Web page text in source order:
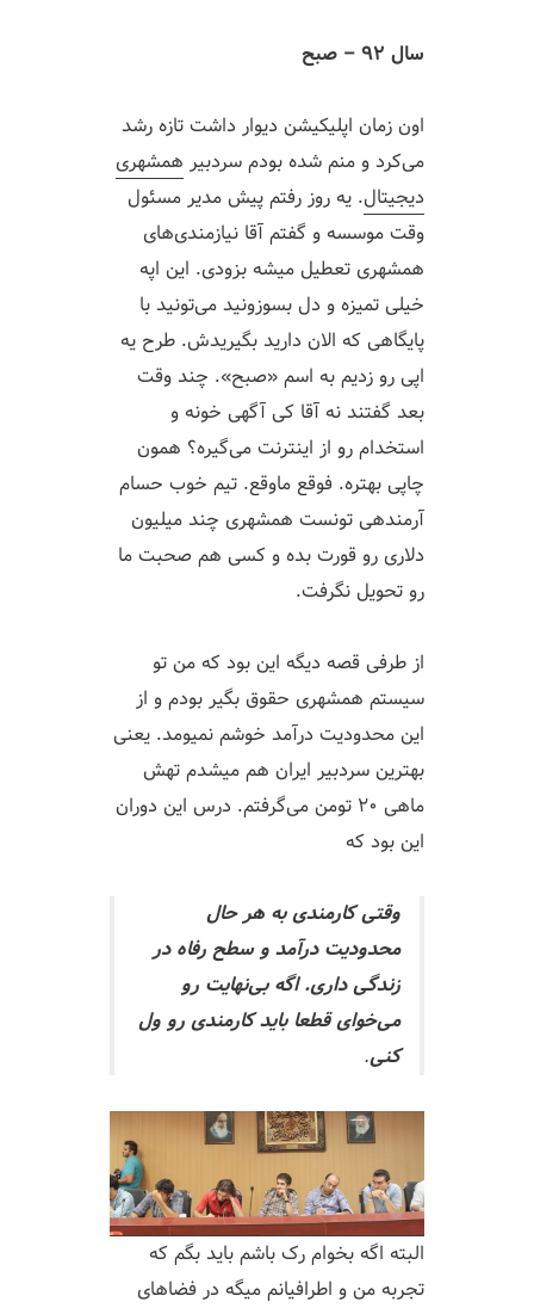
سال ۹۲ – صبح
اون زمان اپلیکیشن دیوار داشت تازه رشد
می‌کرد و منم شده بودم سردبیر همشهری
دیجیتال. یه روز رفتم پیش مدیر مسئول
وقت موسسه و گفتم آقا نیازمندی‌های
همشهری تعطیل میشه بزودی. این اپه
خیلی تمیزه و دل بسوزونید می‌تونید با
پایگاهی که الان دارید بگیریدش. طرح یه
اپی رو زدیم به اسم «صبح». چند وقت
بعد گفتند نه آقا کی آگهی خونه و
استخدام رو از اینترنت می‌گیره؟ همون
چاپی بهتره. فوقع ماوقع. تیم خوب حسام
آرمندهی تونست همشهری چند میلیون
دلاری رو قورت بده و کسی هم صحبت ما
رو تحویل نگرفت.
از طرفی قصه دیگه این بود که من تو
سیستم همشهری حقوق بگیر بودم و از
این محدودیت درآمد خوشم نمیومد. یعنی
بهترین سردبیر ایران هم میشدم تهش
ماهی ۲۰ تومن می‌گرفتم. درس این دوران
این بود که
وقتی کارمندی به هر حال
محدودیت درآمد و سطح رفاه در
زندگی داری. اگه بی‌نهایت رو
می‌خوای قطعا باید کارمندی رو ول
کنی.
البته اگه بخوام رک باشم باید بگم که
تجربه من و اطرافیانم میگه در فضاهای